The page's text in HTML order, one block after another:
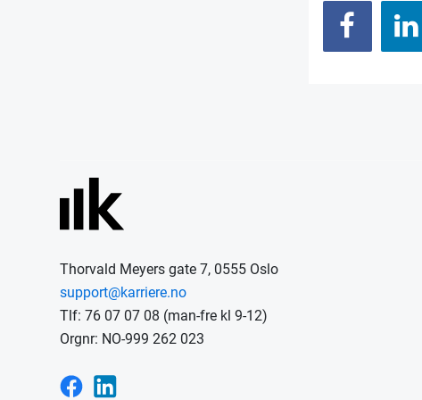
Thorvald Meyers gate 7, 0555 Oslo
support@karriere.no
Tlf: 76 07 07 08 (man-fre kl 9-12)
Orgnr: NO-999 262 023